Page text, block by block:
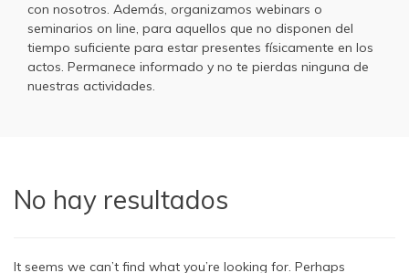
con nosotros. Además, organizamos webinars o
seminarios on line, para aquellos que no disponen del
tiempo suficiente para estar presentes físicamente en los
actos. Permanece informado y no te pierdas ninguna de
nuestras actividades.
No hay resultados
It seems we can’t find what you’re looking for. Perhaps